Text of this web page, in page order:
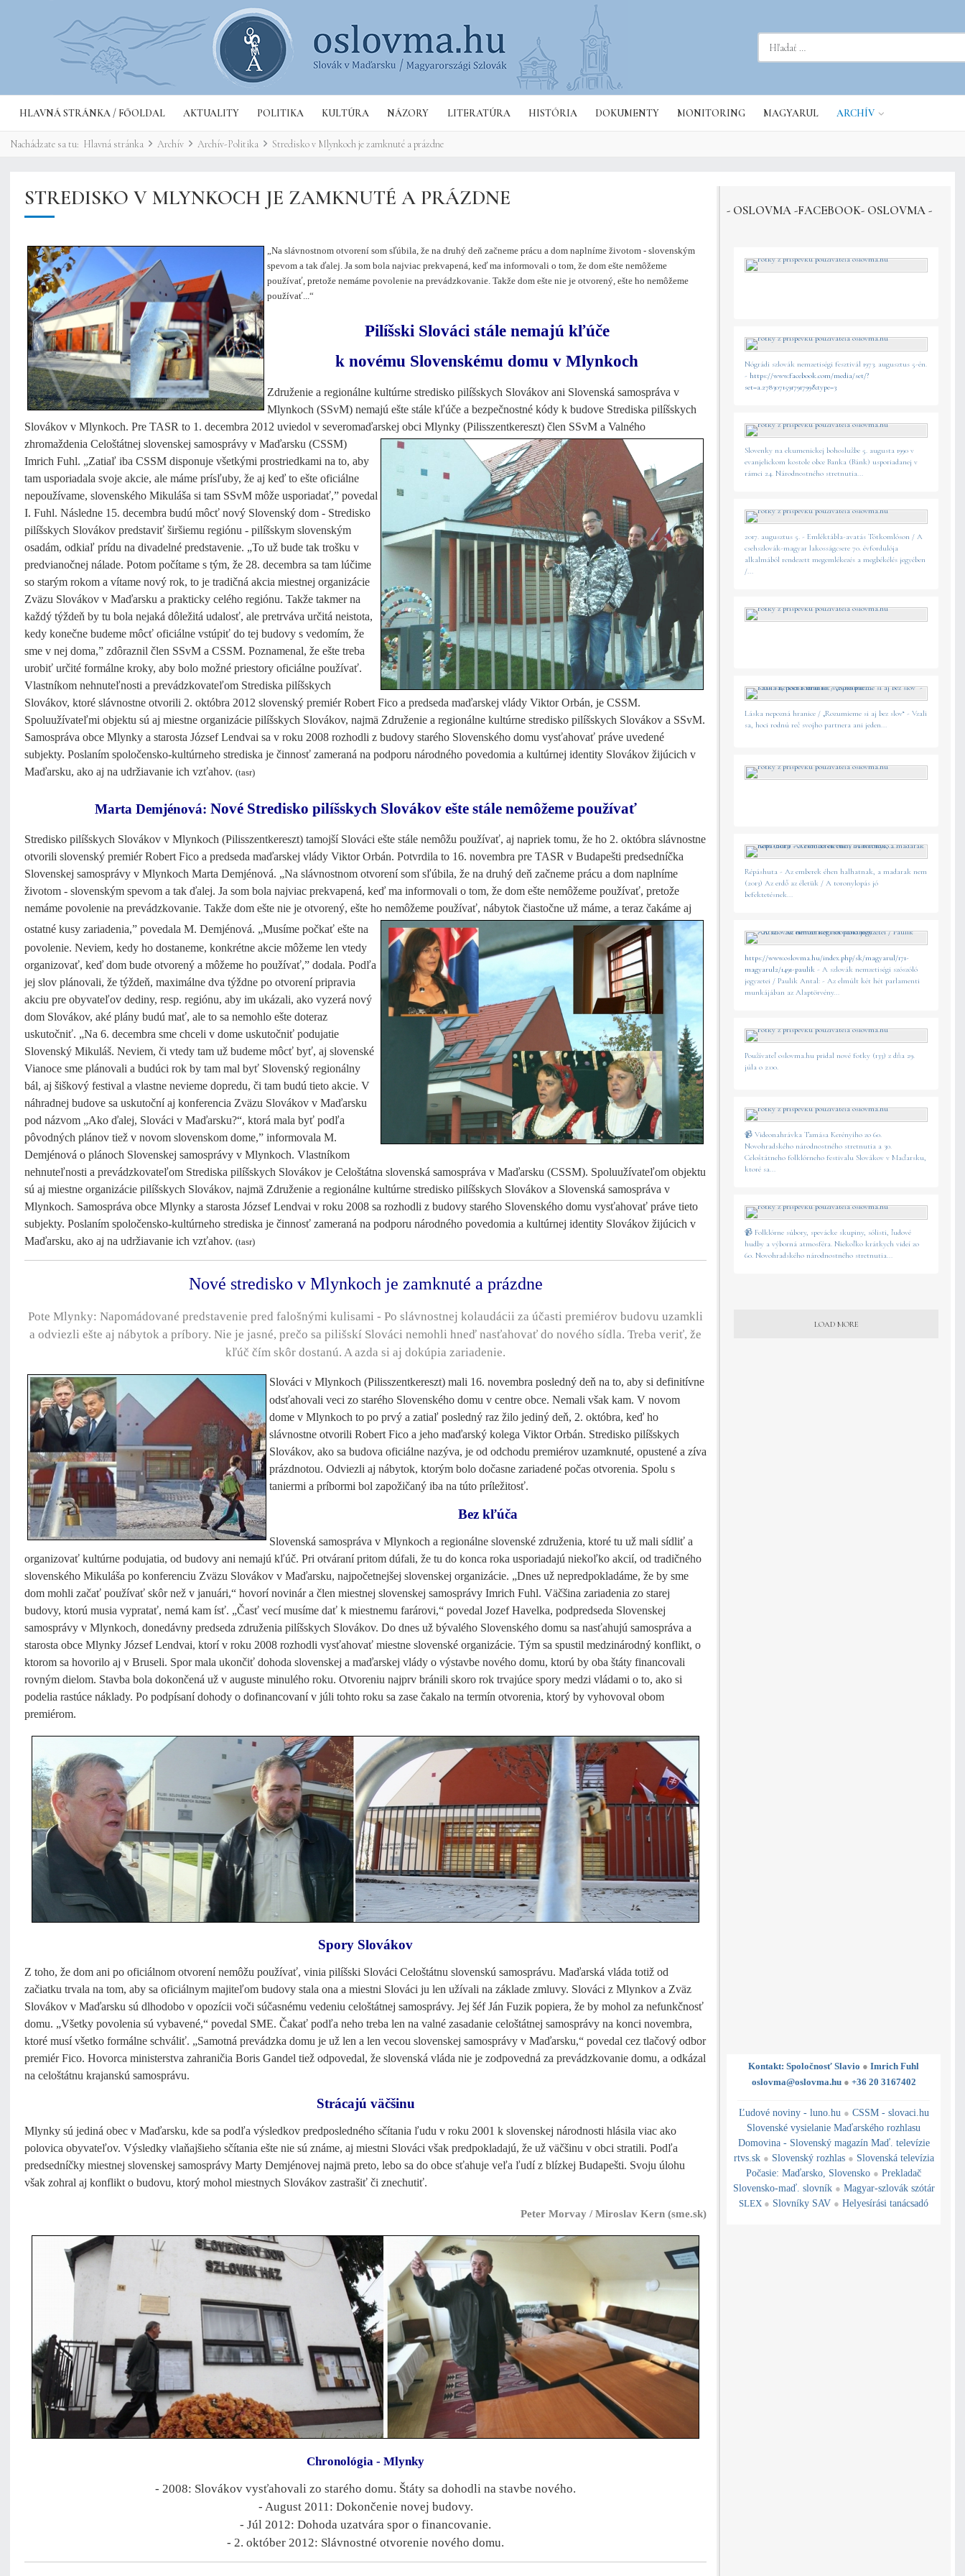
HLAVNÁ STRÁNKA / FŐOLDAL AKTUALITY POLITIKA KULTÚRA NÁZORY LITERATÚRA HISTÓRIA DOKUMENTY MONITORING MAGYARUL ARCHÍV
Nachádzate sa tu: Hlavná stránka Archív Archív-Politika Stredisko v Mlynkoch je zamknuté a prázdne
STREDISKO V MLYNKOCH JE ZAMKNUTÉ A PRÁZDNE
„Na slávnostnom otvorení som sľúbila, že na druhý deň začneme prácu a dom naplníme životom - slovenským
spevom a tak ďalej. Ja som bola najviac prekvapená, keď ma informovali o tom, že dom ešte nemôžeme
používať, pretože nemáme povolenie na prevádzkovanie. Takže dom ešte nie je otvorený, ešte ho nemôžeme
používať...“
Pilíšski Slováci stále nemajú kľúče
k novému Slovenskému domu v Mlynkoch
Združenie a regionálne kultúrne stredisko pilíšskych Slovákov ani Slovenská samospráva v
Mlynkoch (SSvM) nemajú ešte stále kľúče a bezpečnostné kódy k budove Strediska pilíšskych
Slovákov v Mlynkoch. Pre TASR to 1. decembra 2012 uviedol v severomaďarskej obci Mlynky (Pilisszentkereszt) člen SSvM a Valného
zhromaždenia Celoštátnej slovenskej samosprávy v Maďarsku (CSSM)
Imrich Fuhl. „Zatiaľ iba CSSM disponuje všetkými prostriedkami na to, aby
tam usporiadala svoje akcie, ale máme prísľuby, že aj keď to ešte oficiálne
nepoužívame, slovenského Mikuláša si tam SSvM môže usporiadať,” povedal
I. Fuhl. Následne 15. decembra budú môcť nový Slovenský dom - Stredisko
pilíšskych Slovákov predstaviť širšiemu regiónu - pilíšskym slovenským
osadám, odkiaľ prídu na divadelné predstavenie. „To už bude tak trošku v
predvianočnej nálade. Potom počítame s tým, že 28. decembra sa tam lúčime
so starým rokom a vítame nový rok, to je tradičná akcia miestnej organizácie
Zväzu Slovákov v Maďarsku a prakticky celého regiónu. Takže takmer na
každý týždeň by tu bola nejaká dôležitá udalosť, ale pretrváva určitá neistota,
kedy konečne budeme môcť oficiálne vstúpiť do tej budovy s vedomím, že
sme v nej doma,” zdôraznil člen SSvM a CSSM. Poznamenal, že ešte treba
urobiť určité formálne kroky, aby bolo možné priestory oficiálne používať.
Vlastníkom nehnuteľnosti a prevádzkovateľom Strediska pilíšskych
Slovákov, ktoré slávnostne otvorili 2. októbra 2012 slovenský premiér Robert Fico a predseda maďarskej vlády Viktor Orbán, je CSSM.
Spoluužívateľmi objektu sú aj miestne organizácie pilíšskych Slovákov, najmä Združenie a regionálne kultúrne stredisko pilíšskych Slovákov a SSvM.
Samospráva obce Mlynky a starosta József Lendvai sa v roku 2008 rozhodli z budovy starého Slovenského domu vysťahovať práve uvedené
subjekty. Poslaním spoločensko-kultúrneho strediska je činnosť zameraná na podporu národného povedomia a kultúrnej identity Slovákov žijúcich v
Maďarsku, ako aj na udržiavanie ich vzťahov. (tasr)
Marta Demjénová: Nové Stredisko pilíšskych Slovákov ešte stále nemôžeme používať
Stredisko pilíšskych Slovákov v Mlynkoch (Pilisszentkereszt) tamojší Slováci ešte stále nemôžu používať, aj napriek tomu, že ho 2. októbra slávnostne
otvorili slovenský premiér Robert Fico a predseda maďarskej vlády Viktor Orbán. Potvrdila to 16. novembra pre TASR v Budapešti predsedníčka
Slovenskej samosprávy v Mlynkoch Marta Demjénová. „Na slávnostnom otvorení som sľúbila, že na druhý deň začneme prácu a dom naplníme
životom - slovenským spevom a tak ďalej. Ja som bola najviac prekvapená, keď ma informovali o tom, že dom ešte nemôžeme používať, pretože
nemáme povolenie na prevádzkovanie. Takže dom ešte nie je otvorený, ešte ho nemôžeme používať, nábytok čiastočne už máme, a teraz čakáme aj
ostatné kusy zariadenia,” povedala M. Demjénová. „Musíme počkať ešte na
povolenie. Neviem, kedy ho dostaneme, konkrétne akcie môžeme len vtedy
organizovať, keď dom bude otvorený a môžeme ho používať,” dodala. Podľa
jej slov plánovali, že týždeň, maximálne dva týždne po otvorení pripravia
akciu pre obyvateľov dediny, resp. regiónu, aby im ukázali, ako vyzerá nový
dom Slovákov, aké plány budú mať, ale to sa nemohlo ešte doteraz
uskutočniť. „Na 6. decembra sme chceli v dome uskutočniť podujatie
Slovenský Mikuláš. Neviem, či vtedy tam už budeme môcť byť, aj slovenské
Vianoce sme plánovali a budúci rok by tam mal byť Slovenský regionálny
bál, aj šiškový festival a vlastne nevieme dopredu, či tam budú tieto akcie. V
náhradnej budove sa uskutoční aj konferencia Zväzu Slovákov v Maďarsku
pod názvom „Ako ďalej, Slováci v Maďarsku?“, ktorá mala byť podľa
pôvodných plánov tiež v novom slovenskom dome,” informovala M.
Demjénová o plánoch Slovenskej samosprávy v Mlynkoch. Vlastníkom
nehnuteľnosti a prevádzkovateľom Strediska pilíšskych Slovákov je Celoštátna slovenská samospráva v Maďarsku (CSSM). Spoluužívateľom objektu
sú aj miestne organizácie pilíšskych Slovákov, najmä Združenie a regionálne kultúrne stredisko pilíšskych Slovákov a Slovenská samospráva v
Mlynkoch. Samospráva obce Mlynky a starosta József Lendvai v roku 2008 sa rozhodli z budovy starého Slovenského domu vysťahovať práve tieto
subjekty. Poslaním spoločensko-kultúrneho strediska je činnosť zameraná na podporu národného povedomia a kultúrnej identity Slovákov žijúcich v
Maďarsku, ako aj na udržiavanie ich vzťahov. (tasr)
Nové stredisko v Mlynkoch je zamknuté a prázdne
Pote Mlynky: Napomádované predstavenie pred falošnými kulisami - Po slávnostnej kolaudácii za účasti premiérov budovu uzamkli
a odviezli ešte aj nábytok a príbory. Nie je jasné, prečo sa pilišskí Slováci nemohli hneď nasťahovať do nového sídla. Treba veriť, že
kľúč čím skôr dostanú. A azda si aj dokúpia zariadenie.
Slováci v Mlynkoch (Pilisszentkereszt) mali 16. novembra posledný deň na to, aby si definitívne
odsťahovali veci zo starého Slovenského domu v centre obce. Nemali však kam. V novom
dome v Mlynkoch to po prvý a zatiaľ posledný raz žilo jediný deň, 2. októbra, keď ho
slávnostne otvorili Robert Fico a jeho maďarský kolega Viktor Orbán. Stredisko pilíšskych
Slovákov, ako sa budova oficiálne nazýva, je od odchodu premiérov uzamknuté, opustené a zíva
prázdnotou. Odviezli aj nábytok, ktorým bolo dočasne zariadené počas otvorenia. Spolu s
taniermi a príbormi bol zapožičaný iba na túto príležitosť.
Bez kľúča
Slovenská samospráva v Mlynkoch a regionálne slovenské združenia, ktoré tu už mali sídliť a
organizovať kultúrne podujatia, od budovy ani nemajú kľúč. Pri otváraní pritom dúfali, že tu do konca roka usporiadajú niekoľko akcií, od tradičného
slovenského Mikuláša po konferenciu Zväzu Slovákov v Maďarsku, najpočetnejšej slovenskej organizácie. „Dnes už nepredpokladáme, že by sme
dom mohli začať používať skôr než v januári,“ hovorí novinár a člen miestnej slovenskej samosprávy Imrich Fuhl. Väčšina zariadenia zo starej
budovy, ktorú musia vypratať, nemá kam ísť. „Časť vecí musíme dať k miestnemu farárovi,“ povedal Jozef Havelka, podpredseda Slovenskej
samosprávy v Mlynkoch, donedávny predseda združenia pilíšskych Slovákov. Do dnes už bývalého Slovenského domu sa nasťahujú samospráva a
starosta obce Mlynky József Lendvai, ktorí v roku 2008 rozhodli vysťahovať miestne slovenské organizácie. Tým sa spustil medzinárodný konflikt, o
ktorom sa hovorilo aj v Bruseli. Spor mala ukončiť dohoda slovenskej a maďarskej vlády o výstavbe nového domu, ktorú by oba štáty financovali
rovným dielom. Stavba bola dokončená už v auguste minulého roku. Otvoreniu najprv bránili skoro rok trvajúce spory medzi vládami o to, ako si
podelia rastúce náklady. Po podpísaní dohody o dofinancovaní v júli tohto roku sa zase čakalo na termín otvorenia, ktorý by vyhovoval obom
premiérom.
Spory Slovákov
Z toho, že dom ani po oficiálnom otvorení nemôžu používať, vinia pilíšski Slováci Celoštátnu slovenskú samosprávu. Maďarská vláda totiž od
začiatku trvala na tom, aby sa oficiálnym majiteľom budovy stala ona a miestni Slováci ju len užívali na základe zmluvy. Slováci z Mlynkov a Zväz
Slovákov v Maďarsku sú dlhodobo v opozícii voči súčasnému vedeniu celoštátnej samosprávy. Jej šéf Ján Fuzik popiera, že by mohol za nefunkčnosť
domu. „Všetky povolenia sú vybavené,“ povedal SME. Čakať podľa neho treba len na valné zasadanie celoštátnej samosprávy na konci novembra,
ktoré musí všetko formálne schváliť. „Samotná prevádzka domu je už len a len vecou slovenskej samosprávy v Maďarsku,“ povedal cez tlačový odbor
premiér Fico. Hovorca ministerstva zahraničia Boris Gandel tiež odpovedal, že slovenská vláda nie je zodpovedná za prevádzkovanie domu, a odkázal
na celoštátnu krajanskú samosprávu.
Strácajú väčšinu
Mlynky sú jediná obec v Maďarsku, kde sa podľa výsledkov predposledného sčítania ľudu v roku 2001 k slovenskej národnosti hlásila viac ako
polovica obyvateľov. Výsledky vlaňajšieho sčítania ešte nie sú známe, aj miestni Slováci však predpokladajú, že už väčšinu v obci stratili. Podľa
predsedníčky miestnej slovenskej samosprávy Marty Demjénovej najmä preto, lebo sa do obce sťahuje veľa ľudí z blízkej Budapešti. Svoju úlohu
však zohral aj konflikt o budovu, ktorý mohol miestnych Slovákov zastrašiť či znechutiť.
Peter Morvay / Miroslav Kern (sme.sk)
Chronológia - Mlynky
- 2008: Slovákov vysťahovali zo starého domu. Štáty sa dohodli na stavbe nového.
- August 2011: Dokončenie novej budovy.
- Júl 2012: Dohoda uzatvára spor o financovanie.
- 2. október 2012: Slávnostné otvorenie nového domu.
- OSLOVMA -FACEBOOK- OSLOVMA -
Nógrádi szlovák nemzetiségi fesztivál 1973. augusztus 5-én.
- https://www.facebook.com/media/set/?
set=a.2783071591791799&type=3
Slovenky na ekumenickej bohoslužbe 5. augusta 1990 v
evanjelickom kostole obce Banka (Bánk) usporiadanej v
rámci 24. Národnostného stretnutia...
2017. augusztus 5. - Emléktábla-avatás Tótkomlóson / A
csehszlovák-magyar lakosságcsere 70. évfordulója
alkalmából rendezett megemlékezés a megbékélés jegyében
/...
Láska nepozná hranice / „Rozumieme si aj bez slov“ - Vzali
sa, hoci rodnú reč svojho partnera ani jeden...
Répáshuta - Az emberek éhen halhatnak, a madarak nem
(2013) Az erdő az életük / A toronylopás jó
befektetésnek...
https://www.oslovma.hu/index.php/sk/magyarul/171-
magyarul2/1491-paulik - A szlovák nemzetiségi szószóló
jegyzetei / Paulik Antal: - Az elmúlt két hét parlamenti
munkájában az Alaptörvény...
Používateľ oslovma.hu pridal nové fotky (133) z dňa 29.
júla o 2:00.
📹 Videonahrávka Tamása Kerényiho zo 60.
Novohradského národnostného stretnutia a 30.
Celoštátneho folklórneho festivalu Slovákov v Maďarsku,
ktoré sa...
📹 Folklórne súbory, spevácke skupiny, sólisti, ľudové
hudby a výborná atmosféra. Niekoľko krátkych videí zo
60. Novohradského národnostného stretnutia...
LOAD MORE
Kontakt: Spoločnosť Slavio ● Imrich Fuhl
oslovma@oslovma.hu ● +36 20 3167402
Ľudové noviny - luno.hu ● CSSM - slovaci.hu
Slovenské vysielanie Maďarského rozhlasu
Domovina - Slovenský magazín Maď. televízie
rtvs.sk ● Slovenský rozhlas ● Slovenská televízia
Počasie: Maďarsko, Slovensko ● Prekladač
Slovensko-maď. slovník ● Magyar-szlovák szótár
SLEX ● Slovníky SAV ● Helyesírási tanácsadó